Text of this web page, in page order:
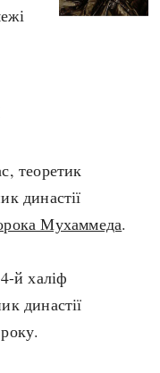
теоретик
династії
Мухаммеда.
й халіф
династії